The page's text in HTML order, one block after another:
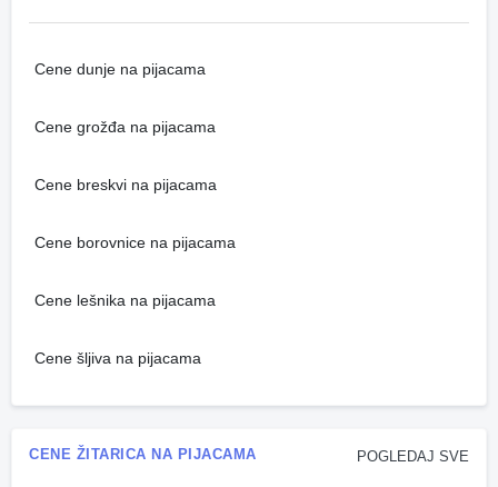
Cene dunje na pijacama
Cene grožđa na pijacama
Cene breskvi na pijacama
Cene borovnice na pijacama
Cene lešnika na pijacama
Cene šljiva na pijacama
POGLEDAJ SVE
CENE ŽITARICA NA PIJACAMA